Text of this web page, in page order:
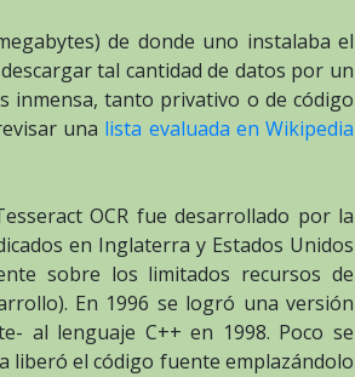
de donde uno instalaba el
tal cantidad de datos por un
inmensa, tanto privativo o de código
una lista evaluada en Wikipedia
OCR fue desarrollado por la
en Inglaterra y Estados Unidos
sobre los limitados recursos de
En 1996 se logró una versión
al lenguaje C++ en 1998. Poco se
liberó el código fuente emplazándolo